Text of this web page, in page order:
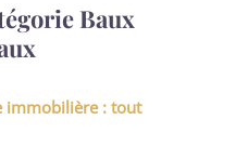
Baux
immobilière : tout